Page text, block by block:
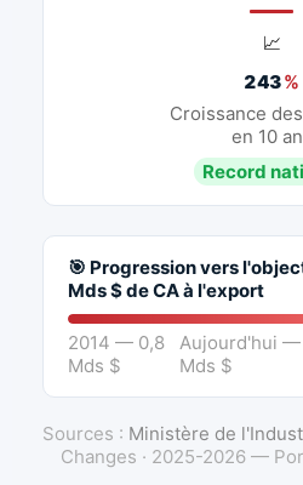
📈
243%
Croissance
en 10
Record
🎯 Progression vers
Mds $ de CA à l'export
2014 — 0,8
Mds $
Aujourd'hui
Mds $
Sources : Ministère de
Changes · 2025-2026 —